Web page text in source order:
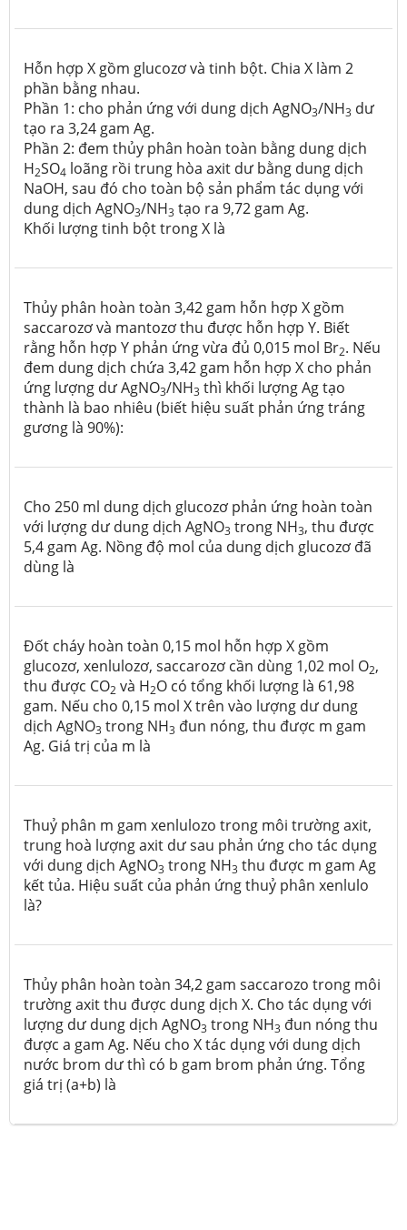
Hỗn hợp X gồm glucozơ và tinh bột. Chia X làm 2
phần bằng nhau.
Phần 1: cho phản ứng với dung dịch AgNO3/NH3 dư
tạo ra 3,24 gam Ag.
Phần 2: đem thủy phân hoàn toàn bằng dung dịch
H2SO4 loãng rồi trung hòa axit dư bằng dung dịch
NaOH, sau đó cho toàn bộ sản phẩm tác dụng với
dung dịch AgNO3/NH3 tạo ra 9,72 gam Ag.
Khối lượng tinh bột trong X là
Thủy phân hoàn toàn 3,42 gam hỗn hợp X gồm
saccarozơ và mantozơ thu được hỗn hợp Y. Biết
rằng hỗn hợp Y phản ứng vừa đủ 0,015 mol Br2. Nếu
đem dung dịch chứa 3,42 gam hỗn hợp X cho phản
ứng lượng dư AgNO3/NH3 thì khối lượng Ag tạo
thành là bao nhiêu (biết hiệu suất phản ứng tráng
gương là 90%):
Cho 250 ml dung dịch glucozơ phản ứng hoàn toàn
với lượng dư dung dịch AgNO3 trong NH3, thu được
5,4 gam Ag. Nồng độ mol của dung dịch glucozơ đã
dùng là
Đốt cháy hoàn toàn 0,15 mol hỗn hợp X gồm
glucozơ, xenlulozơ, saccarozơ cần dùng 1,02 mol O2,
thu được CO2 và H2O có tổng khối lượng là 61,98
gam. Nếu cho 0,15 mol X trên vào lượng dư dung
dịch AgNO3 trong NH3 đun nóng, thu được m gam
Ag. Giá trị của m là
Thuỷ phân m gam xenlulozo trong môi trường axit,
trung hoà lượng axit dư sau phản ứng cho tác dụng
với dung dịch AgNO3 trong NH3 thu được m gam Ag
kết tủa. Hiệu suất của phản ứng thuỷ phân xenlulo
là?
Thủy phân hoàn toàn 34,2 gam saccarozo trong môi
trường axit thu được dung dịch X. Cho tác dụng với
lượng dư dung dịch AgNO3 trong NH3 đun nóng thu
được a gam Ag. Nếu cho X tác dụng với dung dịch
nước brom dư thì có b gam brom phản ứng. Tổng
giá trị (a+b) là